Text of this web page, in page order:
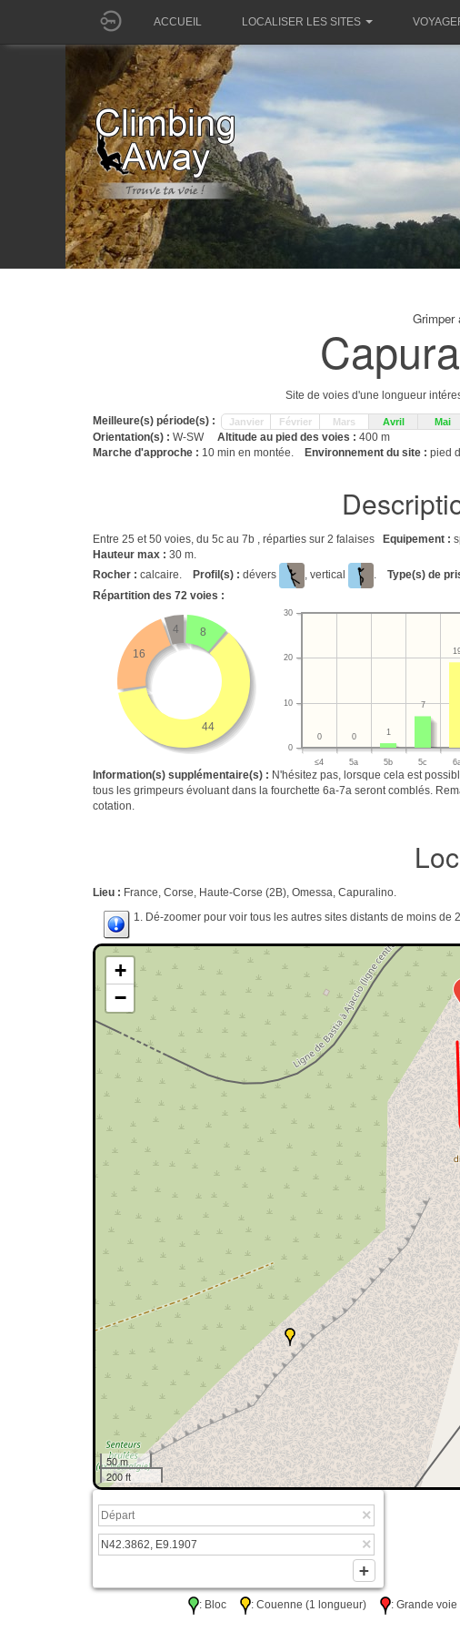
ACCUEIL LOCALISER LES SITES
Grimper
Site de voies d'une longueur
Meilleure(s) période(s) : Janvier Février Mars Avril Mai
Orientation(s) : W-SW Altitude au pied des voies : 400 m
Marche d'approche : 10 min en montée. Environnement du site : pied
Entre 25 et 50 voies, du 5c au 7b , réparties sur 2 falaises Equipement :
Hauteur max : 30 m.
Rocher : calcaire. Profil(s) : dévers , vertical . Type(s) de
Répartition des 72 voies :
8
44
16
4
≤4 5a 5b 5c
0
10
20
30
7
1
0
0
Information(s) supplémentaire(s) : N'hésitez pas, lorsque cela est
tous les grimpeurs évoluant dans la fourchette 6a-7a seront comblés.
cotation.
Lieu : France, Corse, Haute-Corse (2B), Omessa, Capuralino.
1. Dé-zoomer pour voir tous les autres sites distants de moins de
+
−
50 m
200 ft
: Bloc : Couenne (1 longueur) : Grande